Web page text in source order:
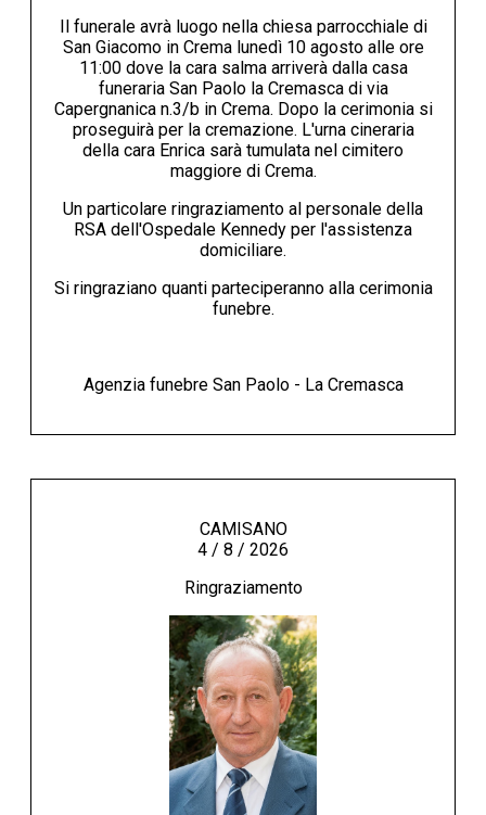
Il funerale avrà luogo nella chiesa parrocchiale di
San Giacomo in Crema lunedì 10 agosto alle ore
11:00 dove la cara salma arriverà dalla casa
funeraria San Paolo la Cremasca di via
Capergnanica n.3/b in Crema. Dopo la cerimonia si
proseguirà per la cremazione. L'urna cineraria
della cara Enrica sarà tumulata nel cimitero
maggiore di Crema.
Un particolare ringraziamento al personale della
RSA dell'Ospedale Kennedy per l'assistenza
domiciliare.
Si ringraziano quanti parteciperanno alla cerimonia
funebre.
Agenzia funebre San Paolo - La Cremasca
CAMISANO
4 / 8 / 2026
Ringraziamento